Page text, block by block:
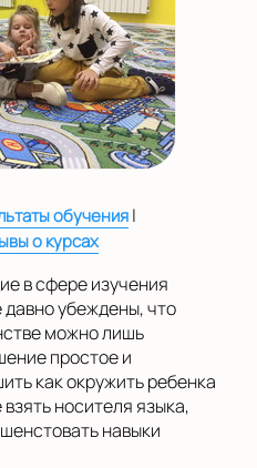
карте
город
обучения|
о курсах
в сфере изучения
убеждены, что
можно лишь
простое и
как окружить ребенка
носителя языка,
навыки